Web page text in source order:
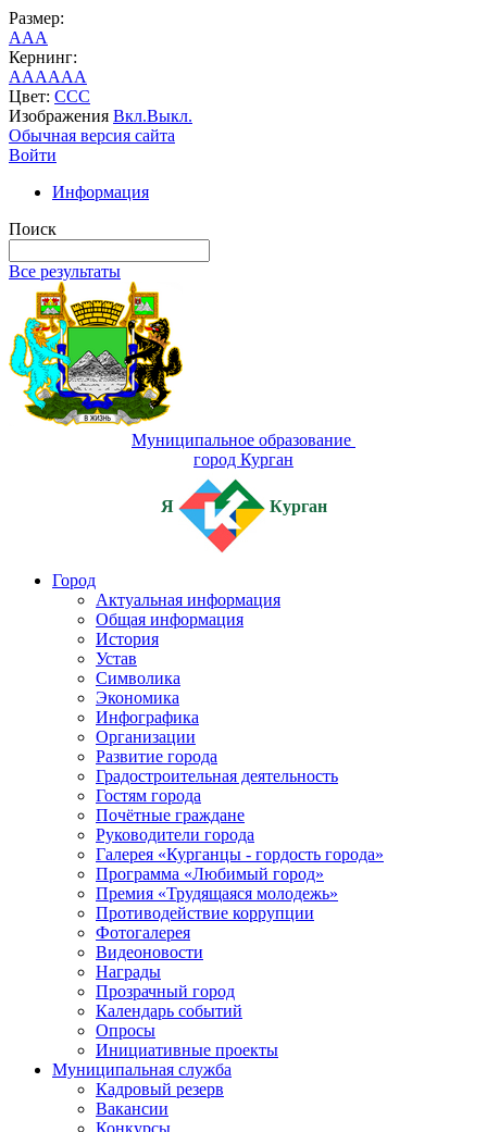
Размер:
AAA
Кернинг:
AAAAAA
Цвет: CCC
Изображения Вкл.Выкл.
Обычная версия сайта
Войти
Информация
Поиск
Все результаты
Муниципальное образование
город Курган
Я Курган
Город
Актуальная информация
Общая информация
История
Устав
Символика
Экономика
Инфографика
Организации
Развитие города
Градостроительная деятельность
Гостям города
Почётные граждане
Руководители города
Галерея «Курганцы - гордость города»
Программа «Любимый город»
Премия «Трудящаяся молодежь»
Противодействие коррупции
Фотогалерея
Видеоновости
Награды
Прозрачный город
Календарь событий
Опросы
Инициативные проекты
Муниципальная служба
Кадровый резерв
Вакансии
Конкурсы